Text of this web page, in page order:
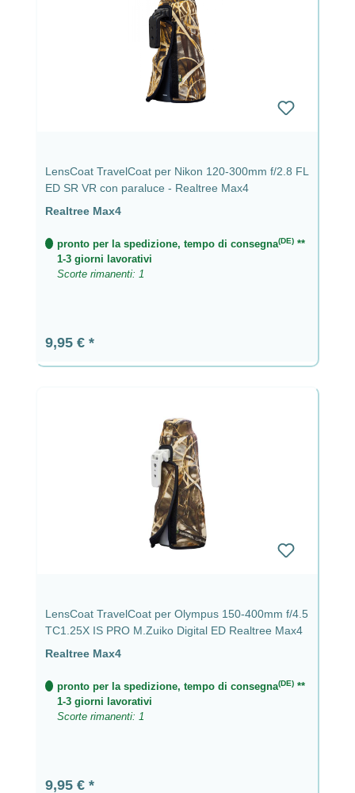
LensCoat TravelCoat per Nikon 120-300mm f/2.8 FL
ED SR VR con paraluce - Realtree Max4
Realtree Max4
pronto per la spedizione, tempo di consegna(DE) **
1-3 giorni lavorativi
Scorte rimanenti: 1
Prezzo normale:
9,95 €
LensCoat TravelCoat per Olympus 150-400mm f/4.5
TC1.25X IS PRO M.Zuiko Digital ED Realtree Max4
Realtree Max4
pronto per la spedizione, tempo di consegna(DE) **
1-3 giorni lavorativi
Scorte rimanenti: 1
Prezzo normale:
9,95 €